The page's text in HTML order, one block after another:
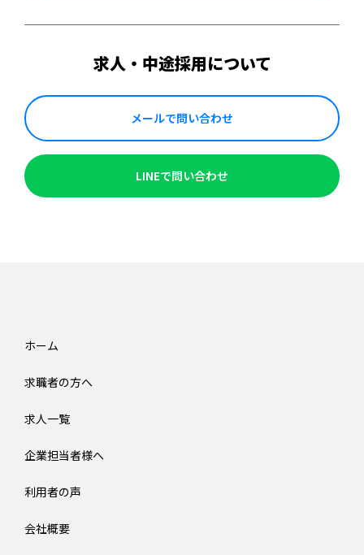
求人・中途採用について
メールで問い合わせ
LINEで問い合わせ
ホーム
求職者の方へ
求人一覧
企業担当者様へ
利用者の声
会社概要